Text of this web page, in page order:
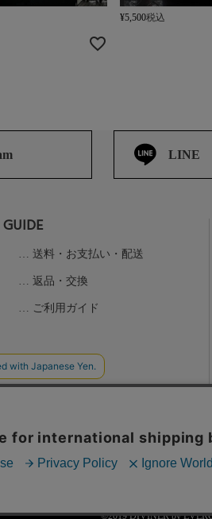
¥5,500税込
LINE
GUIDE
送料・お支払い・配送
返品・交換
ご利用ガイド
©2019 DIVINER by